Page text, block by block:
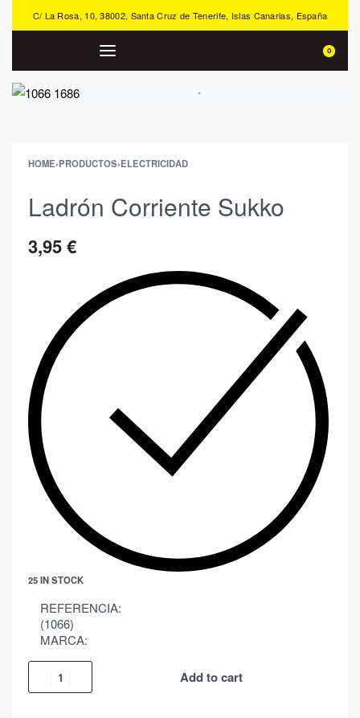
C/ La Rosa, 10, 38002, Santa Cruz de Tenerife, Islas Canarias, España
0
HOME›PRODUCTOS›ELECTRICIDAD
Ladrón Corriente Sukko
3,95€
25 IN STOCK
REFERENCIA:
(1066)
MARCA:
Add to cart